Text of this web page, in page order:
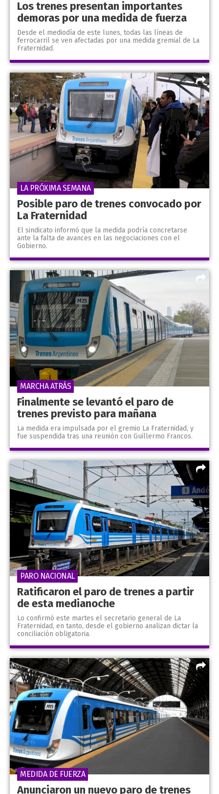
Los trenes presentan importantes
demoras por una medida de fuerza
Desde el mediodía de este lunes, todas las líneas de
ferrocarril se ven afectadas por una medida gremial de La
Fraternidad.
Posible paro de trenes convocado por
La Fraternidad
El sindicato informó que la medida podría concretarse
ante la falta de avances en las negociaciones con el
Gobierno.
LA PRÓXIMA SEMANA
Finalmente se levantó el paro de
trenes previsto para mañana
La medida era impulsada por el gremio La Fraternidad, y
fue suspendida tras una reunión con Guillermo Francos.
MARCHA ATRÁS
Ratificaron el paro de trenes a partir
de esta medianoche
Lo confirmó este martes el secretario general de La
Fraternidad, en tanto, desde el gobierno analizan dictar la
conciliación obligatoria.
PARO NACIONAL
Anunciaron un nuevo paro de trenes
MEDIDA DE FUERZA